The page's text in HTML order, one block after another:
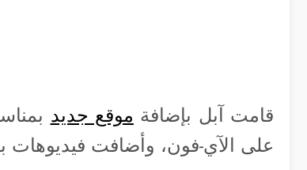
قامت آبل بإضافة موقع جديد
على الآي-فون، وأضافت فيديوهات